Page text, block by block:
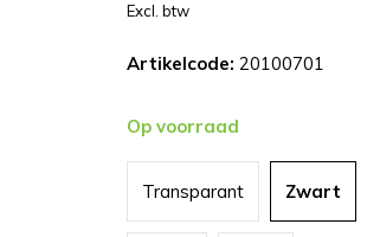
Excl. btw
Artikelcode: 20100701
Op voorraad
Transparant Zwart